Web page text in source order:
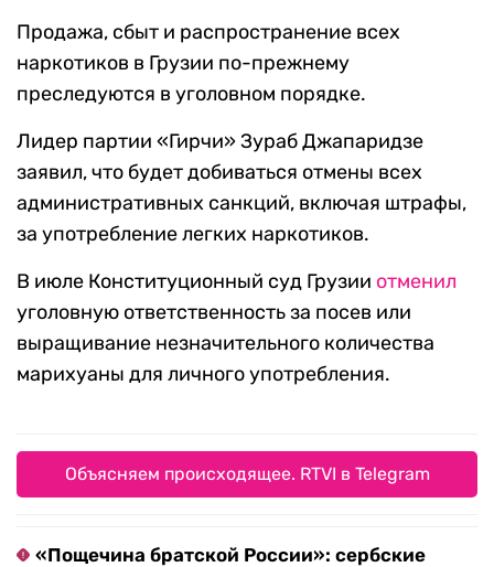
Продажа, сбыт и распространение всех
наркотиков в Грузии по-прежнему
преследуются в уголовном порядке.
Лидер партии «Гирчи» Зураб Джапаридзе
заявил, что будет добиваться отмены всех
административных санкций, включая штрафы,
за употребление легких наркотиков.
В июле Конституционный суд Грузии отменил
уголовную ответственность за посев или
выращивание незначительного количества
марихуаны для личного употребления.
Объясняем происходящее. RTVI в Telegram
«Пощечина братской России»: сербские